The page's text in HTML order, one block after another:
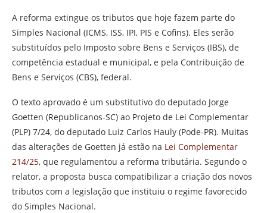
A reforma extingue os tributos que hoje fazem parte do
Simples Nacional (ICMS, ISS, IPI, PIS e Cofins). Eles serão
substituídos pelo Imposto sobre Bens e Serviços (IBS), de
competência estadual e municipal, e pela Contribuição de
Bens e Serviços (CBS), federal.
O texto aprovado é um substitutivo do deputado Jorge
Goetten (Republicanos-SC) ao Projeto de Lei Complementar
(PLP) 7/24, do deputado Luiz Carlos Hauly (Pode-PR). Muitas
das alterações de Goetten já estão na Lei Complementar
214/25, que regulamentou a reforma tributária. Segundo o
relator, a proposta busca compatibilizar a criação dos novos
tributos com a legislação que instituiu o regime favorecido
do Simples Nacional.